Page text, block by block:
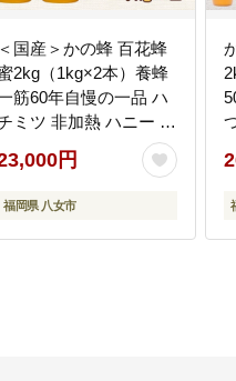
＜国産＞かの蜂 百花蜂
2kg（1kg×2本）養蜂
筋60年自慢の一品 ハ
ミツ 非加熱 ハニー 大
容量 瓶タイプ 保存食 防
グッズ 非常食 ボトル
円
福岡県 八女市